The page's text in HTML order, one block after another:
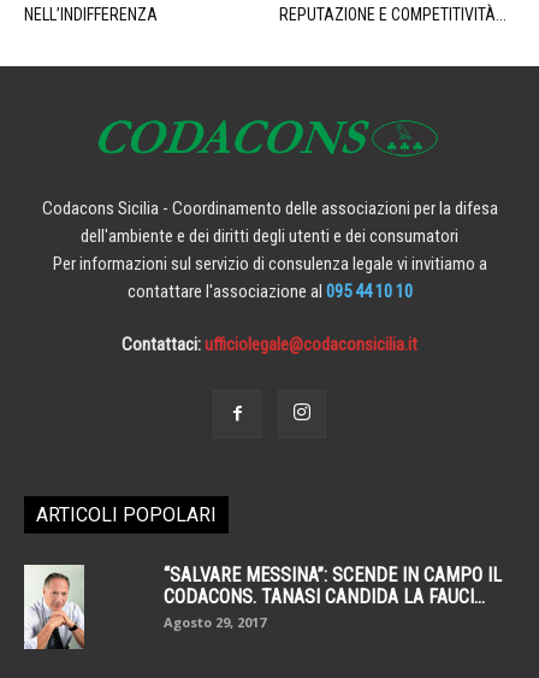
NELL’INDIFFERENZA
REPUTAZIONE E COMPETITIVITÀ...
Codacons Sicilia - Coordinamento delle associazioni per la difesa
dell'ambiente e dei diritti degli utenti e dei consumatori
Per informazioni sul servizio di consulenza legale vi invitiamo a
contattare l'associazione al 095 44 10 10
Contattaci:ufficiolegale@codaconsicilia.it
ARTICOLI POPOLARI
“SALVARE MESSINA”: SCENDE IN CAMPO IL
CODACONS. TANASI CANDIDA LA FAUCI...
Agosto 29, 2017